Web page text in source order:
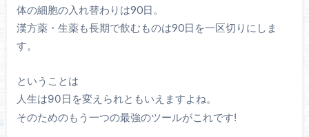
体の細胞の入れ替わりは90日。
漢方薬・生薬も長期で飲むものは90日を一区切りにしま
す。
ということは
人生は90日を変えられともいえますよね。
そのためのもう一つの最強のツールがこれです!